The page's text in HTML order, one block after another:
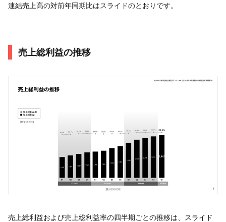
連結売上高の対前年同期比はスライドのとおりです。
売上総利益の推移
売上総利益および売上総利益率の四半期ごとの推移は、スライド